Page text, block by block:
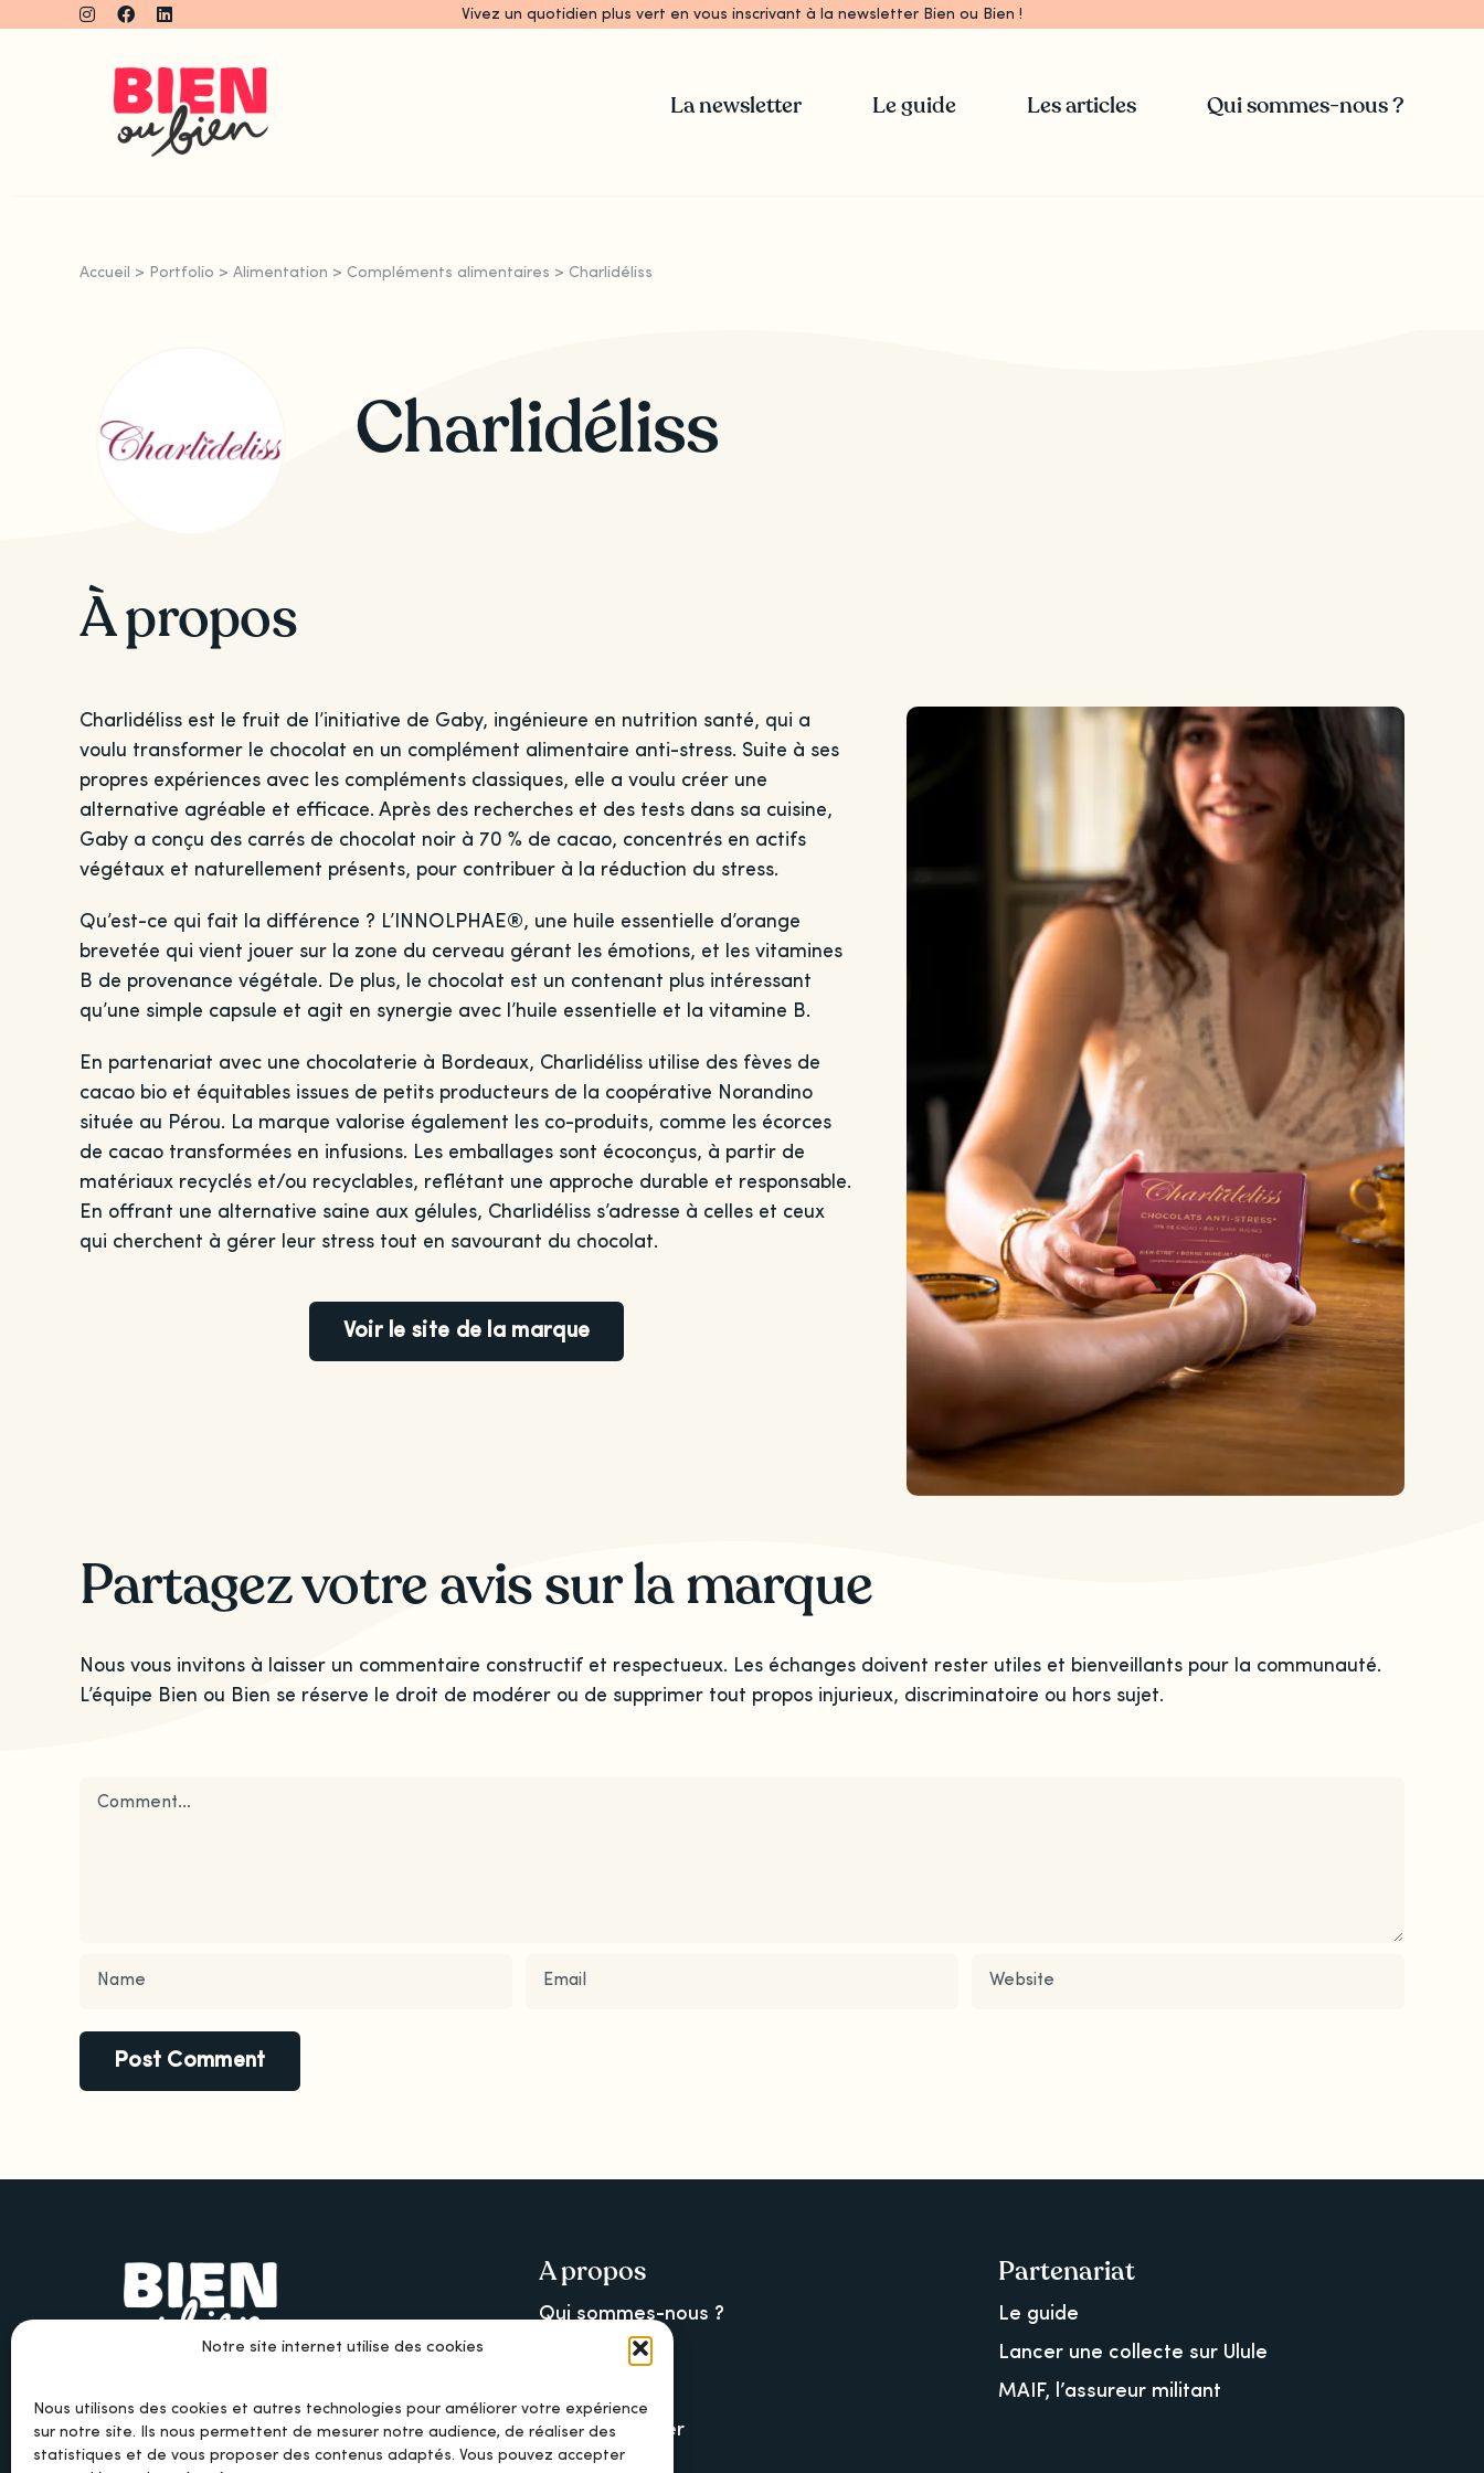
Notre site internet utilise des cookies
Nous utilisons des cookies et autres technologies pour améliorer votre expérience
sur notre site. Ils nous permettent de mesurer notre audience, de réaliser des
statistiques et de vous proposer des contenus adaptés. Vous pouvez accepter
Vivez un quotidien plus vert en vous inscrivant à la newsletter Bien ou Bien !
La newsletter Le guide Les articles Qui sommes-nous ?
Accueil > Portfolio > Alimentation > Compléments alimentaires > Charlidéliss
Charlidéliss
À propos
Charlidéliss est le fruit de l’initiative de Gaby, ingénieure en nutrition santé, qui a
voulu transformer le chocolat en un complément alimentaire anti-stress. Suite à ses
propres expériences avec les compléments classiques, elle a voulu créer une
alternative agréable et efficace. Après des recherches et des tests dans sa cuisine,
Gaby a conçu des carrés de chocolat noir à 70 % de cacao, concentrés en actifs
végétaux et naturellement présents, pour contribuer à la réduction du stress.
Qu’est-ce qui fait la différence ? L’INNOLPHAE®, une huile essentielle d’orange
brevetée qui vient jouer sur la zone du cerveau gérant les émotions, et les vitamines
B de provenance végétale. De plus, le chocolat est un contenant plus intéressant
qu’une simple capsule et agit en synergie avec l’huile essentielle et la vitamine B.
En partenariat avec une chocolaterie à Bordeaux, Charlidéliss utilise des fèves de
cacao bio et équitables issues de petits producteurs de la coopérative Norandino
située au Pérou. La marque valorise également les co-produits, comme les écorces
de cacao transformées en infusions. Les emballages sont écoconçus, à partir de
matériaux recyclés et/ou recyclables, reflétant une approche durable et responsable.
En offrant une alternative saine aux gélules, Charlidéliss s’adresse à celles et ceux
qui cherchent à gérer leur stress tout en savourant du chocolat.
Voir le site de la marque
Partagez votre avis sur la marque
Nous vous invitons à laisser un commentaire constructif et respectueux. Les échanges doivent rester utiles et bienveillants pour la communauté.
L’équipe Bien ou Bien se réserve le droit de modérer ou de supprimer tout propos injurieux, discriminatoire ou hors sujet.
Comment
A propos
Qui sommes-nous ?
La newsletter
Nous contacter
Partenariat
Le guide
Lancer une collecte sur Ulule
MAIF, l’assureur militant